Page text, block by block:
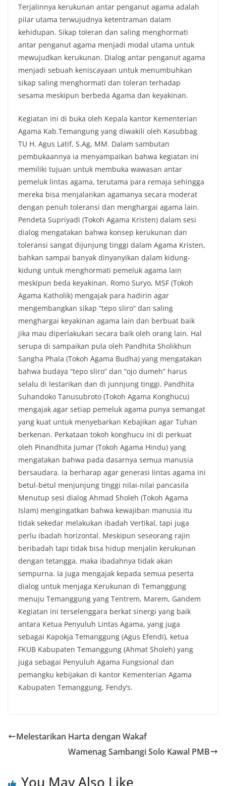
Terjalinnya kerukunan antar penganut agama adalah
pilar utama terwujudnya ketentraman dalam
kehidupan. Sikap toleran dan saling menghormati
antar penganut agama menjadi modal utama untuk
mewujudkan kerukunan. Dialog antar penganut agama
menjadi sebuah keniscayaan untuk menumbuhkan
sikap saling menghormati dan toleran terhadap
sesama meskipun berbeda Agama dan keyakinan.
Kegiatan ini di buka oleh Kepala kantor Kementerian
Agama Kab.Temangung yang diwakili oleh Kasubbag
TU H. Agus Latif, S.Ag, MM. Dalam sambutan
pembukaannya ia menyampaikan bahwa kegiatan ini
memiliki tujuan untuk membuka wawasan antar
pemeluk lintas agama, terutama para remaja sehingga
mereka bisa menjalankan agamanya secara moderat
dengan penuh toleransi dan menghargai agama lain.
Pendeta Supriyadi (Tokoh Agama Kristen) dalam sesi
dialog mengatakan bahwa konsep kerukunan dan
toleransi sangat dijunjung tinggi dalam Agama Kristen,
bahkan sampai banyak dinyanyikan dalam kidung-
kidung untuk menghormati pemeluk agama lain
meskipun beda keyakinan. Romo Suryo, MSF (Tokoh
Agama Katholik) mengajak para hadirin agar
mengembangkan sikap “tepo sliro” dan saling
menghargai keyakinan agama lain dan berbuat baik
jika mau diperlakukan secara baik oleh orang lain. Hal
serupa di sampaikan pula oleh Pandhita Sholikhun
Sangha Phala (Tokoh Agama Budha) yang mengatakan
bahwa budaya “tepo sliro” dan “ojo dumeh” harus
selalu di lestarikan dan di junnjung tinggi. Pandhita
Suhandoko Tanusubroto (Tokoh Agama Konghucu)
mengajak agar setiap pemeluk agama punya semangat
yang kuat untuk menyebarkan Kebajikan agar Tuhan
berkenan. Perkataan tokoh konghucu ini di perkuat
oleh Pinandhita Jumar (Tokoh Agama Hindu) yang
mengatakan bahwa pada dasarnya semua manusia
bersaudara. Ia berharap agar generasi lintas agama ini
betul-betul menjunjung tinggi nilai-nilai pancasila
Menutup sesi dialog Ahmad Sholeh (Tokoh Agama
Islam) mengingatkan bahwa kewajiban manusia itu
tidak sekedar melakukan ibadah Vertikal, tapi juga
perlu ibadah horizontal. Meskipun seseorang rajin
beribadah tapi tidak bisa hidup menjalin kerukunan
dengan tetangga, maka ibadahnya tidak akan
sempurna. Ia juga mengajak kepada semua peserta
dialog untuk menjaga Kerukunan di Temanggung
menuju Temanggung yang Tentrem, Marem, Gandem
Kegiatan ini terselenggara berkat sinergi yang baik
antara Ketua Penyuluh Lintas Agama, yang juga
sebagai Kapokja Temanggung (Agus Efendi), ketua
FKUB Kabupaten Temanggung (Ahmat Sholeh) yang
juga sebagai Penyuluh Agama Fungsional dan
pemangku kebijakan di kantor Kementerian Agama
Kabupaten Temanggung. Fendy’s.
Melestarikan Harta dengan Wakaf
Wamenag Sambangi Solo Kawal PMB
You May Also Like